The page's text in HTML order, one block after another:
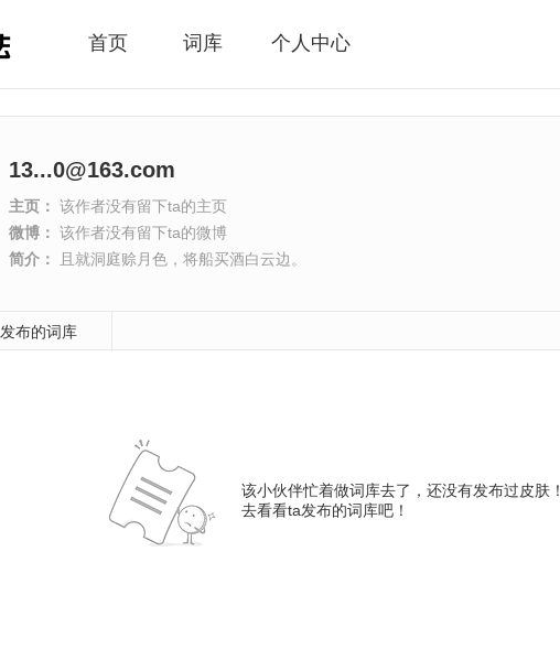
首页 词库 个人中心
13...0@163.com
主页： 该作者没有留下ta的主页
微博： 该作者没有留下ta的微博
简介：
且就洞庭赊月色，将船买酒白云边。
发布的词库
该小伙伴忙着做词库去了，还没有发布过皮肤！
去看看ta发布的词库吧！